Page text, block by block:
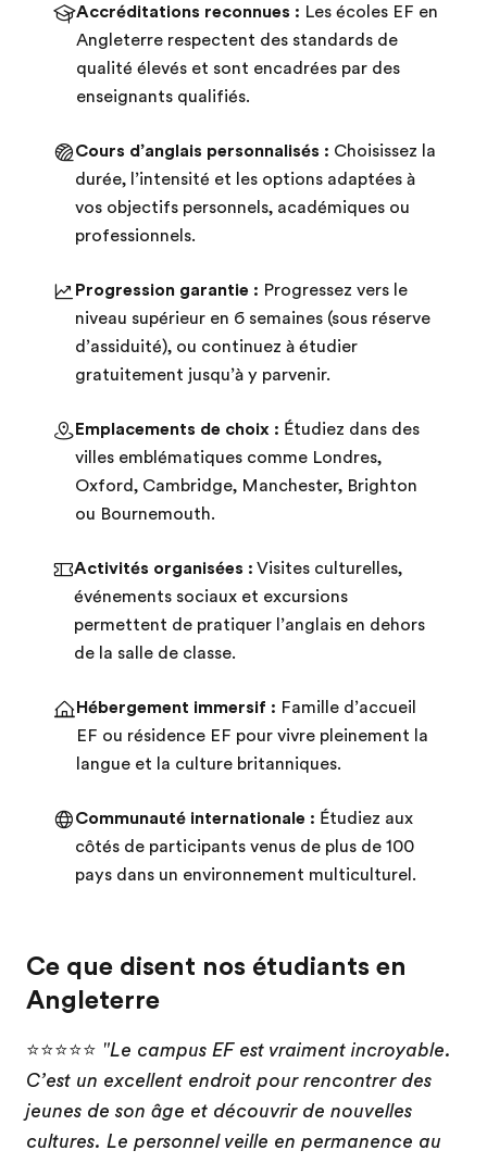
Accréditations reconnues : Les écoles EF en
Angleterre respectent des standards de
qualité élevés et sont encadrées par des
enseignants qualifiés.
Cours d’anglais personnalisés : Choisissez la
durée, l’intensité et les options adaptées à
vos objectifs personnels, académiques ou
professionnels.
Progression garantie : Progressez vers le
niveau supérieur en 6 semaines (sous réserve
d’assiduité), ou continuez à étudier
gratuitement jusqu’à y parvenir.
Emplacements de choix : Étudiez dans des
villes emblématiques comme Londres,
Oxford, Cambridge, Manchester, Brighton
ou Bournemouth.
Activités organisées : Visites culturelles,
événements sociaux et excursions
permettent de pratiquer l’anglais en dehors
de la salle de classe.
Hébergement immersif : Famille d’accueil
EF ou résidence EF pour vivre pleinement la
langue et la culture britanniques.
Communauté internationale : Étudiez aux
côtés de participants venus de plus de 100
pays dans un environnement multiculturel.
Ce que disent nos étudiants en
Angleterre
⭐⭐⭐⭐⭐ "Le campus EF est vraiment incroyable.
C’est un excellent endroit pour rencontrer des
jeunes de son âge et découvrir de nouvelles
cultures. Le personnel veille en permanence au